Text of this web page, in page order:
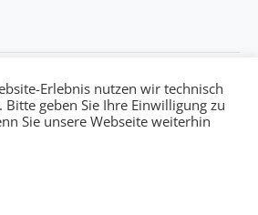
filder.de | Powered by kulturkalender-
filder.de
Erlebnis nutzen wir technisch
Bitte geben Sie Ihre Einwilligung zu
Sie unsere Webseite weiterhin